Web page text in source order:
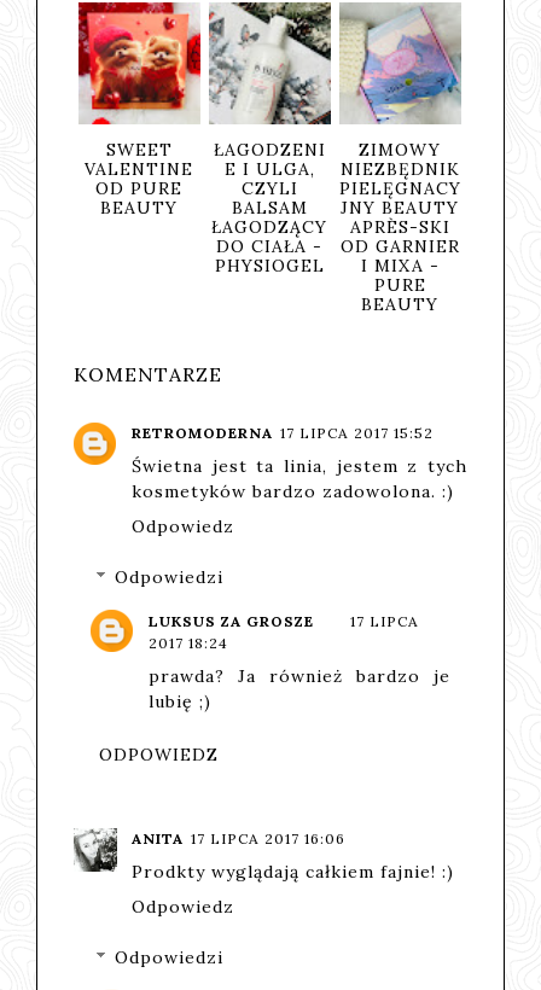
SWEET
VALENTINE
OD PURE
BEAUTY
ŁAGODZENI
E I ULGA,
CZYLI
BALSAM
ŁAGODZĄCY
DO CIAŁA -
PHYSIOGEL
ZIMOWY
NIEZBĘDNIK
PIELĘGNACY
JNY BEAUTY
APRÈS-SKI
OD GARNIER
I MIXA -
PURE
BEAUTY
NY
OD
KOMENTARZE
RETROMODERNA 17 LIPCA 2017 15:52
Świetna jest ta linia, jestem z tych
kosmetyków bardzo zadowolona. :)
Odpowiedz
Odpowiedzi
LUKSUS ZA GROSZE
17 LIPCA
2017 18:24
prawda? Ja również bardzo je
lubię ;)
ODPOWIEDZ
ANITA 17 LIPCA 2017 16:06
Prodkty wyglądają całkiem fajnie! :)
Odpowiedz
Odpowiedzi